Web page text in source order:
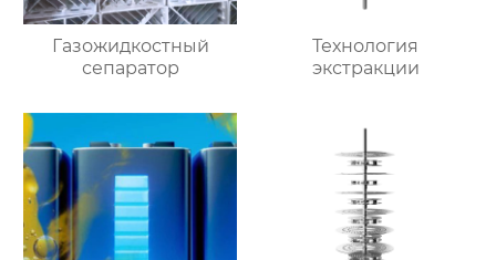
Газожидкостный
сепаратор
Технология
экстракции